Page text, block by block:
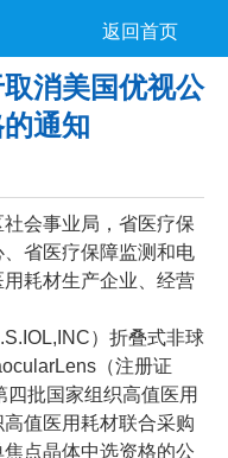
返回首页
消美国优视公
通知
会事业局，省医疗保
省医疗保障监测和电
耗材生产企业、经营
）折叠式非球
（注册证
批国家组织高值医用
值医用耗材联合采购
点晶体中选资格的公